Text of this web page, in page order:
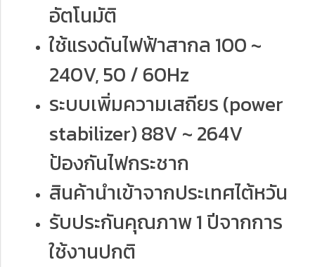
อัตโนมัติ
ใช้แรงดันไฟฟ้าสากล 100 ~
240V, 50 / 60Hz
ระบบเพิ่มความเสถียร (power
stabilizer) 88V ~ 264V
ป้องกันไฟกระชาก
สินค้านำเข้าจากประเทศไต้หวัน
รับประกันคุณภาพ 1 ปีจากการ
ใช้งานปกติ